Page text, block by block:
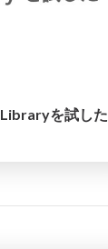
を試した